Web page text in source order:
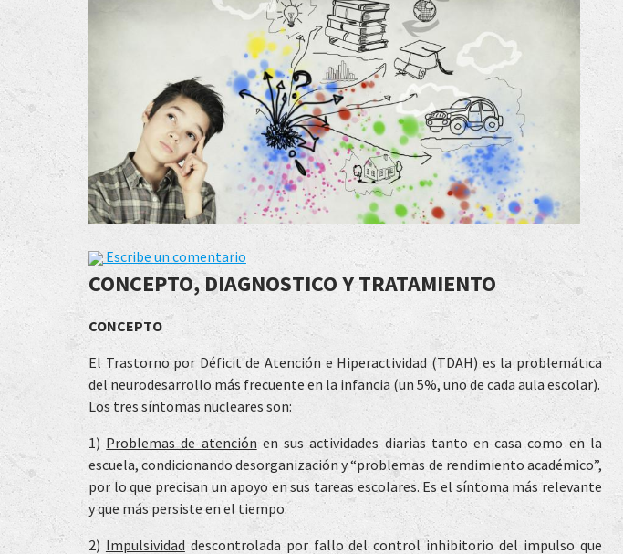
Escribe un comentario
CONCEPTO, DIAGNOSTICO Y TRATAMIENTO
CONCEPTO
El Trastorno por Déficit de Atención e Hiperactividad (TDAH) es la problemática
del neurodesarrollo más frecuente en la infancia (un 5%, uno de cada aula escolar).
Los tres síntomas nucleares son:
1) Problemas de atenciónen sus actividades diarias tanto en casa como en la
escuela, condicionando desorganización y “problemas de rendimiento académico”,
por lo que precisan un apoyo en sus tareas escolares. Es el síntoma más relevante
y que más persiste en el tiempo.
2) Impulsividad descontrolada por fallo del control inhibitorio del impulso que